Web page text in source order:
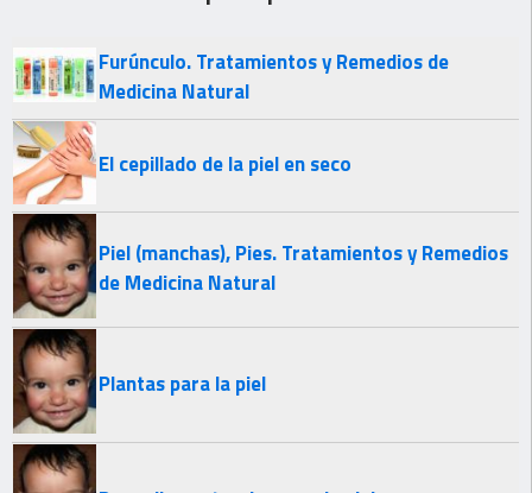
Furúnculo. Tratamientos y Remedios de
Medicina Natural
El cepillado de la piel en seco
Piel (manchas), Pies. Tratamientos y Remedios
de Medicina Natural
Plantas para la piel